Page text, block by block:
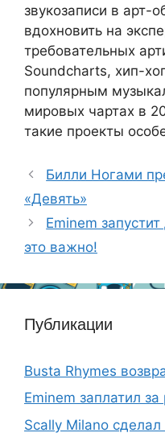
звукозаписи в арт-
вдохновить на
требовательных
Soundcharts, хип-
популярным
мировых чартах в
такие проекты
Билли Ногами
«Девять»
Eminem
это важно!
Публикации
Busta Rhymes
Eminem заплатил
Scally Milano